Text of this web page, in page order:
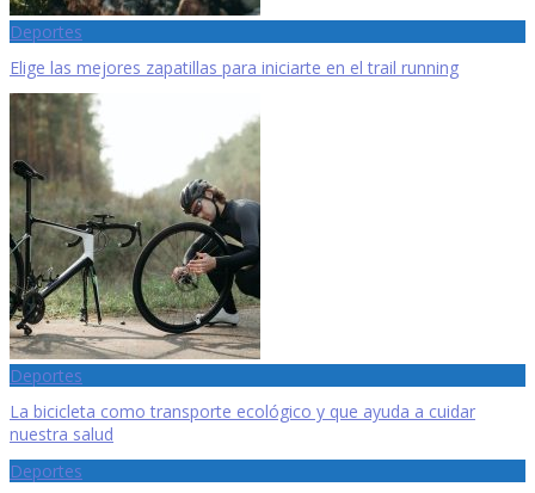
Deportes
Elige las mejores zapatillas para iniciarte en el trail running
Deportes
La bicicleta como transporte ecológico y que ayuda a cuidar
nuestra salud
Deportes